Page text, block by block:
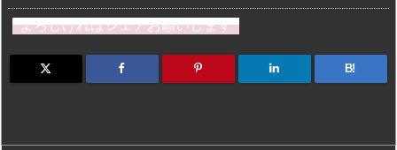
st
o
d
e
s
k
e
a
d
m
bl
r
b
o
ar
n
dr
o
よろしければシェアお願いします
B!